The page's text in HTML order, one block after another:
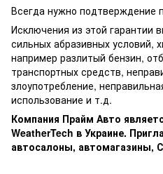
Всегда нужно подтверждение
Исключения из этой гарантии
сильных абразивных условий,
например разлитый бензин,
транспортных средств,
злоупотребление,
использование и т.д.
Компания Прайм Авто
WeatherTech в Украине.
автосалоны, автомагазины,